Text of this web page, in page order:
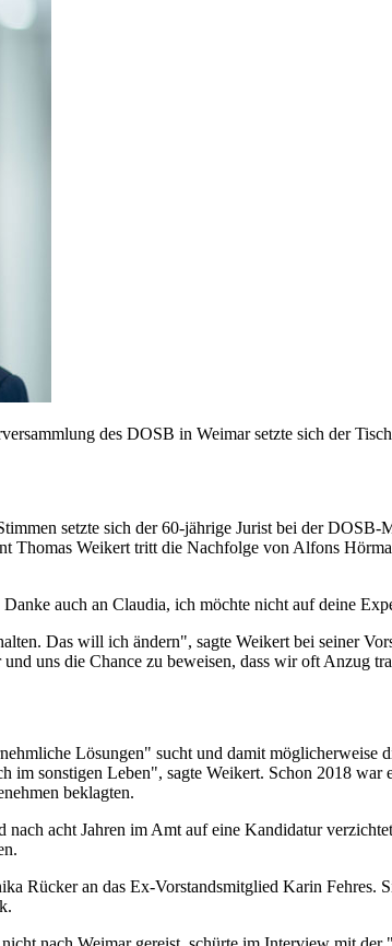
des DOSB in Weimar setzte sich der
setzte sich der 60-jährige Jurist bei der DOSB-
Weikert tritt die Nachfolge von Alfons
auch an Claudia, ich möchte nicht auf deine
Das will ich ändern", sagte Weikert bei seiner
uns die Chance zu beweisen, dass wir oft Anzug
Lösungen" sucht und damit möglicherweise
sonstigen Leben", sagte Weikert. Schon 2018
beklagten.
acht Jahren im Amt auf eine Kandidatur
an das Ex-Vorstandsmitglied Karin Fehres.